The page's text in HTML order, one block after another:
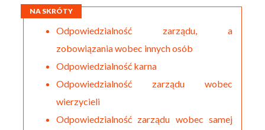
NA SKRÓTY
Odpowiedzialność zarządu, a
zobowiązania wobec innych osób
Odpowiedzialność karna
Odpowiedzialność zarządu wobec
wierzycieli
Odpowiedzialność zarządu wobec samej